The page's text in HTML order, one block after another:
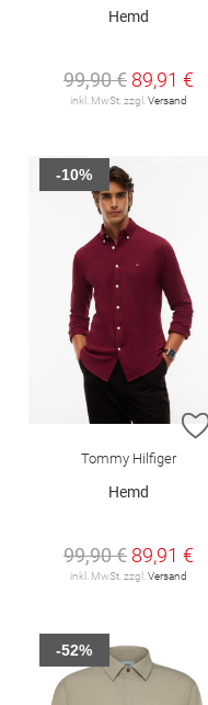
Hemd
99,90 € 89,91 €
inkl. MwSt. zzgl. Versand
Tommy Hilfiger
Hemd
99,90 € 89,91 €
inkl. MwSt. zzgl. Versand
-10%
-52%